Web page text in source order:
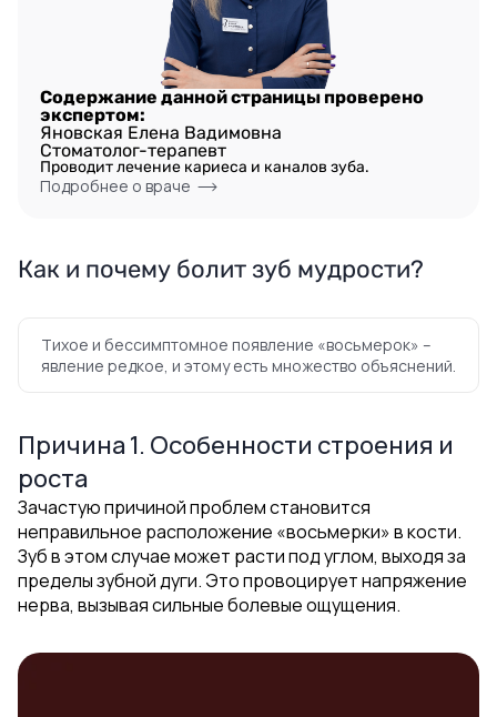
Содержание данной страницы проверено
экспертом:
Яновская Елена Вадимовна
Стоматолог-терапевт
Проводит лечение кариеса и каналов зуба.
Подробнее о враче
Как и почему болит зуб мудрости?
Тихое и бессимптомное появление «восьмерок» –
явление редкое, и этому есть множество объяснений.
Причина 1. Особенности строения и
роста
Зачастую причиной проблем становится
неправильное расположение «восьмерки» в кости.
Зуб в этом случае может расти под углом, выходя за
пределы зубной дуги. Это провоцирует напряжение
нерва, вызывая сильные болевые ощущения.